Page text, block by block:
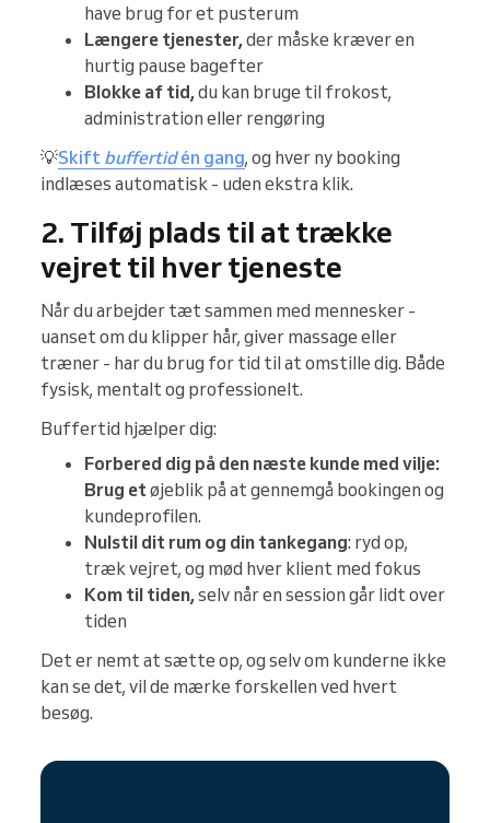
have brug for et pusterum
Længere tjenester,der måske kræver en
hurtig pause bagefter
Blokke af tid,du kan bruge til frokost,
administration eller rengøring
💡Skift buffertidén gang, og hver ny booking
indlæses automatisk - uden ekstra klik.
2. Tilføj plads til at trække
vejret til hver tjeneste
Når du arbejder tæt sammen med mennesker -
uanset om du klipper hår, giver massage eller
træner - har du brug for tid til at omstille dig. Både
fysisk, mentalt og professionelt.
Buffertid hjælper dig:
Forbered dig på den næste kunde med vilje:
Brug etøjeblik på at gennemgå bookingen og
kundeprofilen.
Nulstil dit rum og din tankegang: ryd op,
træk vejret, og mød hver klient med fokus
Kom til tiden,selv når en session går lidt over
tiden
Det er nemt at sætte op, og selv om kunderne ikke
kan se det, vil de mærke forskellen ved hvert
besøg.